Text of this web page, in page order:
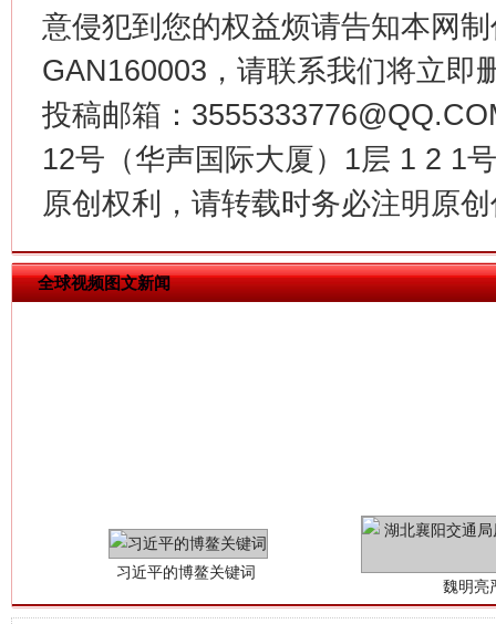
意侵犯到您的权益烦请告知本网
GAN160003，请联系我们将立即
投稿邮箱：
12号（华声国际大厦）1层 1 2 1
原创权利，请转载时务必注明原
全球视频图文新闻
在谋一域中谋全局